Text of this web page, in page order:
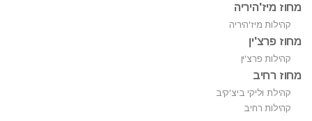
מחוז מיז'היריה
קהילות מיז'היריה
מחוז פרצ'ין
קהילות פרצ'ין
מחוז רחיב
קהילת וליקי ביצ'קיב
קהילות רחיב